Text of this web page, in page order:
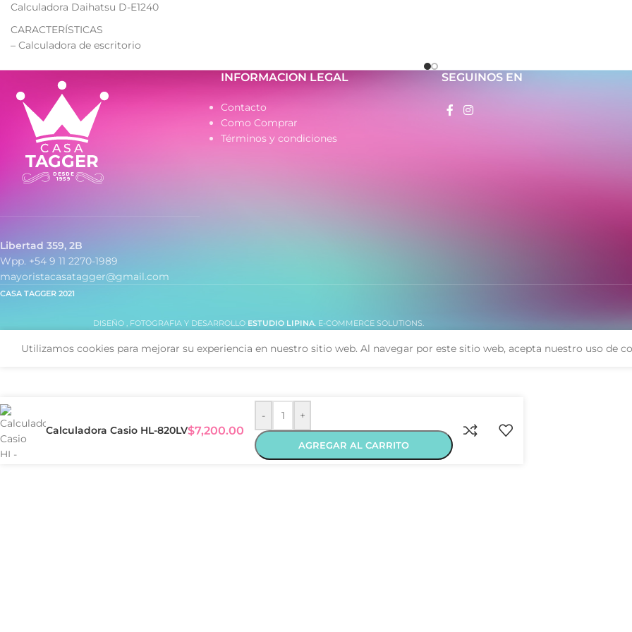
Calculadora Daihatsu D-E1240
CARACTERÍSTICAS
– Calculadora de escritorio
regulares
– Pantalla grande y fácil de leer
– Doble fuente de energía: solar y
batería
– Ideal para oficina, comercio y uso
diario
Libertad 359, 2B
Wpp. +54 9 11 2270-1989
mayoristacasatagger@gmail.com
INFORMACION LEGAL
Contacto
Como Comprar
Términos y condiciones
SEGUINOS EN
CASA TAGGER 2021
DISEÑO , FOTOGRAFIA Y DESARROLLO ESTUDIO LIPINA. E-COMMERCE SOLUTIONS.
Utilizamos cookies para mejorar su experiencia en nuestro sitio web. Al navegar por este sitio web, acepta nuestro uso de
Calculadora Casio HL-820LV$7,200.00
- +
AGREGAR AL CARRITO